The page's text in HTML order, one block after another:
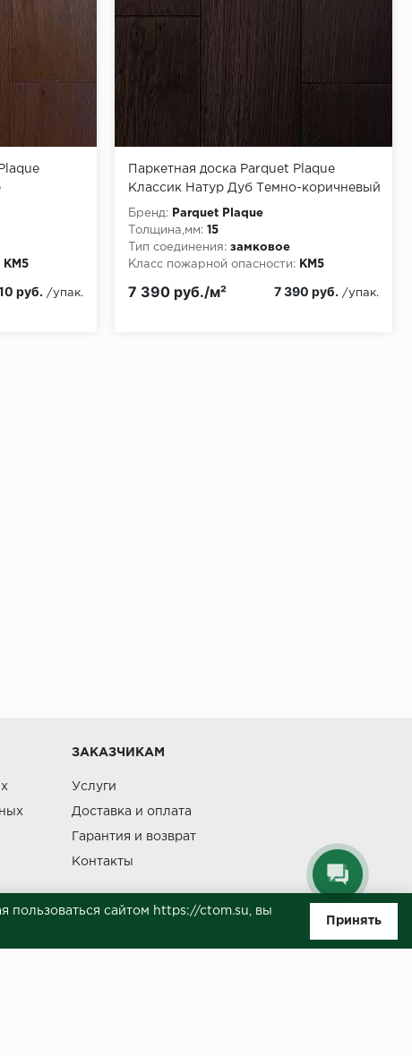
КМ5
руб. /упак.
Паркетная доска Parquet Plaque
Классик Натур Дуб Темно-коричневый
(15х130х400-2000)
Бренд:
Parquet Plaque
Толщина,мм: 15
Тип соединения: замковое
Класс пожарной опасности:
КМ5
7 390 руб./м² 7 390 руб. /упак.
ЗАКАЗЧИКАМ
Услуги
Доставка и оплата
Гарантия и возврат
Контакты
пользоваться сайтом https://ctom.su, вы
Принять